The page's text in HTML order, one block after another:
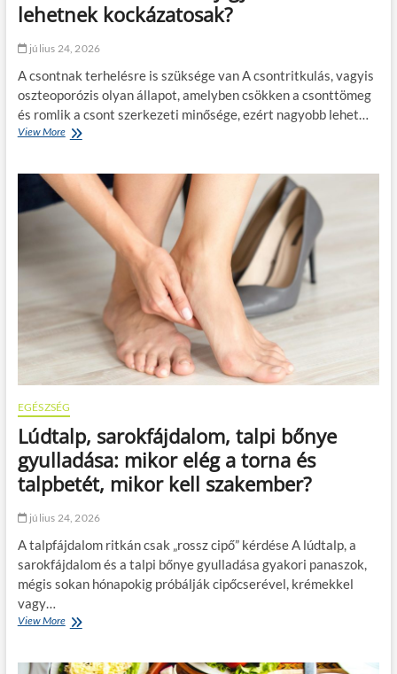
lehetnek kockázatosak?
július 24, 2026
A csontnak terhelésre is szüksége van A csontritkulás, vagyis
oszteoporózis olyan állapot, amelyben csökken a csonttömeg
és romlik a csont szerkezeti minősége, ezért nagyobb lehet…
View MoreC
n
t
s
o
z
g
á
:
m
l
e
n
e
é
EGÉSZSÉG
Lúdtalp, sarokfájdalom, talpi bőnye
gyulladása: mikor elég a torna és
talpbetét, mikor kell szakember?
július 24, 2026
A talpfájdalom ritkán csak „rossz cipő” kérdése A lúdtalp, a
sarokfájdalom és a talpi bőnye gyulladása gyakori panaszok,
mégis sokan hónapokig próbálják cipőcserével, krémekkel
vagy…
View MoreL
t